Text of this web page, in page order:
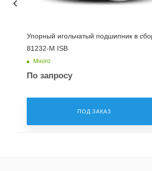
Упорный игольчатый подшипник в
81232-M ISB
Много
По запросу
ПОД ЗАКАЗ